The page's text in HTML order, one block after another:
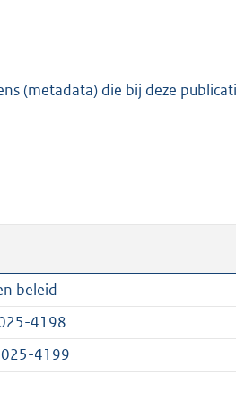
(metadata) die bij deze
beleid
4198
4199